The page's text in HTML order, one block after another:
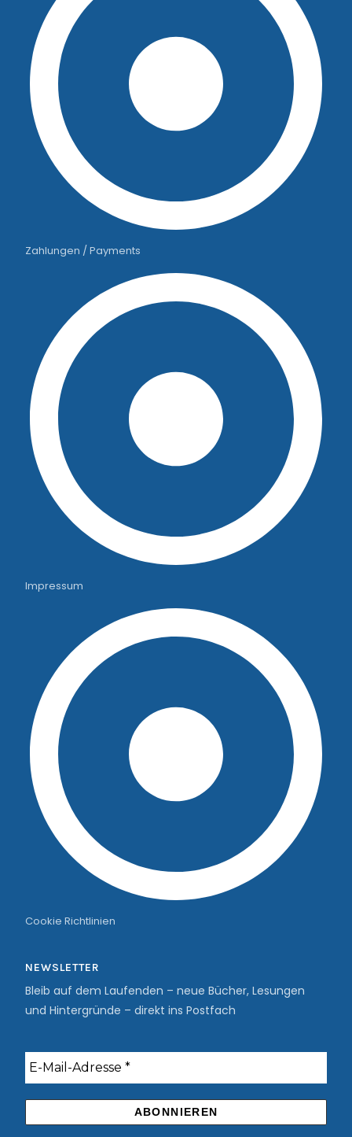
Zahlungen / Payments
Impressum
Cookie Richtlinien
NEWSLETTER
Bleib auf dem Laufenden – neue Bücher, Lesungen
und Hintergründe – direkt ins Postfach